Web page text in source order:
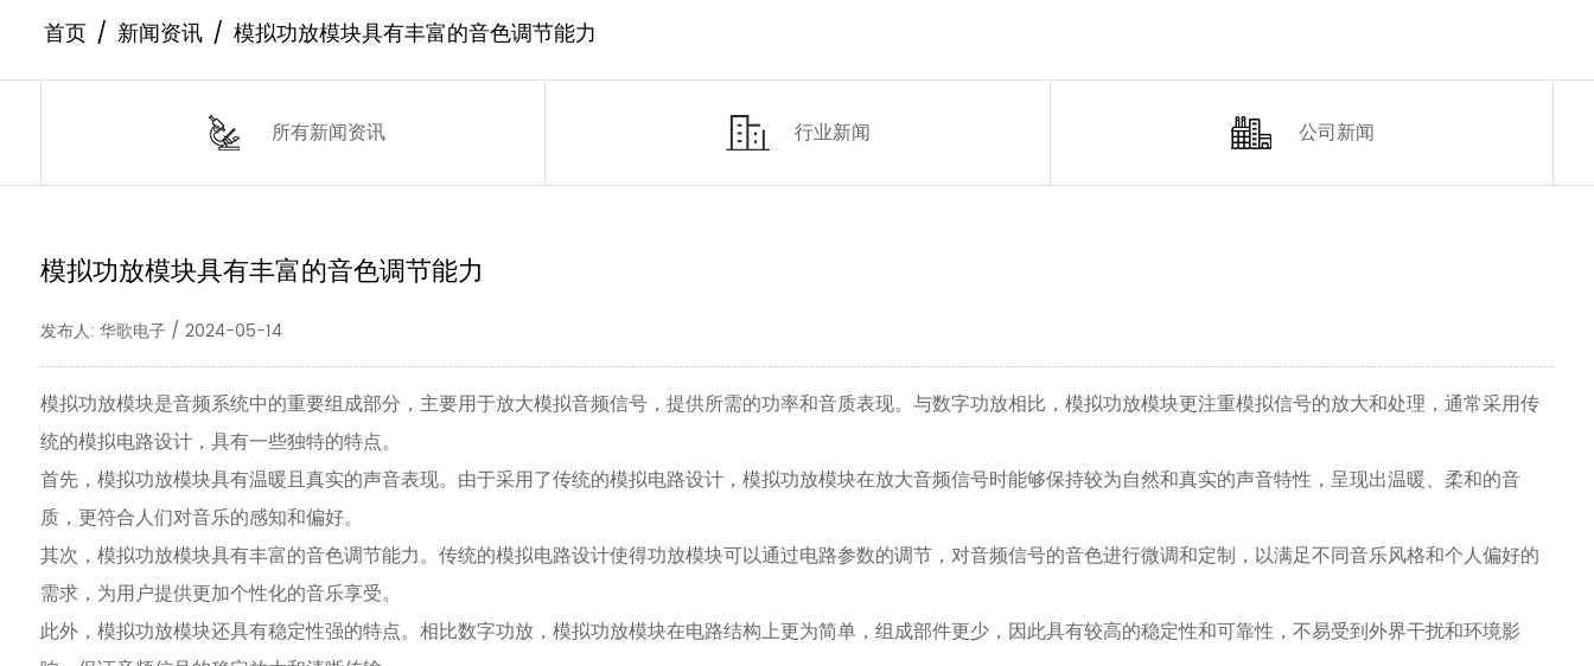
首页 / 新闻资讯 / 模拟功放模块具有丰富的音色调节能力
所有新闻资讯 行业新闻 公司新闻
模拟功放模块具有丰富的音色调节能力
发布人: 华歌电子 / 2024-05-14
模拟功放模块是音频系统中的重要组成部分，主要用于放大模拟音频信号，提供所需的功率和音质表现。与数字功放相比，模拟功放模块更注重模拟信号的放大和处理，通常采用传
统的模拟电路设计，具有一些独特的特点。
首先，模拟功放模块具有温暖且真实的声音表现。由于采用了传统的模拟电路设计，模拟功放模块在放大音频信号时能够保持较为自然和真实的声音特性，呈现出温暖、柔和的音
质，更符合人们对音乐的感知和偏好。
其次，模拟功放模块具有丰富的音色调节能力。传统的模拟电路设计使得功放模块可以通过电路参数的调节，对音频信号的音色进行微调和定制，以满足不同音乐风格和个人偏好的
需求，为用户提供更加个性化的音乐享受。
此外，模拟功放模块还具有稳定性强的特点。相比数字功放，模拟功放模块在电路结构上更为简单，组成部件更少，因此具有较高的稳定性和可靠性，不易受到外界干扰和环境影